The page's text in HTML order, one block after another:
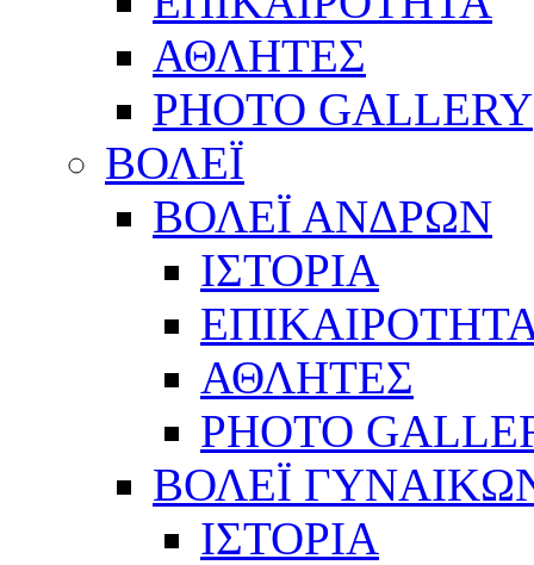
ΑΘΛΗΤΕΣ
PHOTO GALLERY
ΒΟΛΕΪ
ΒΟΛΕΪ ΑΝΔΡΩΝ
ΙΣΤΟΡΙΑ
ΑΘΛΗΤΕΣ
PHOTO
ΒΟΛΕΪ
ΙΣΤΟΡΙΑ